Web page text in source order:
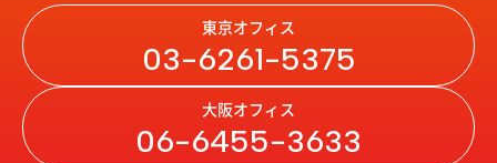
東京オフィス
03-6261-5375
大阪オフィス
06-6455-3633